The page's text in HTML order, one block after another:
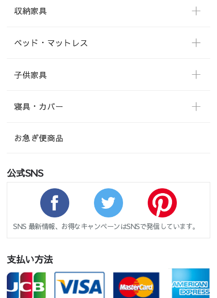
収納家具
ベッド・マットレス
子供家具
寝具・カバー
お急ぎ便商品
公式SNS
SNS 最新情報、お得なキャンペーンはSNSで発信しています。
支払い方法